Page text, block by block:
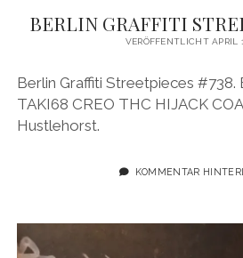
BERLIN GRAFFITI
VERÖFFENTLICHT APRIL
Berlin Graffiti Streetpieces #738.
TAKI68 CREO THC HIJACK
Hustlehorst.
KOMMENTAR